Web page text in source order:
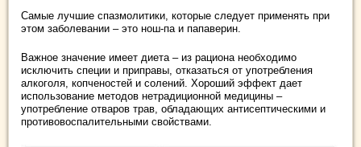
Самые лучшие спазмолитики, которые следует применять при
этом заболевании – это нош-па и папаверин.
Важное значение имеет диета – из рациона необходимо
исключить специи и приправы, отказаться от употребления
алкоголя, копченостей и солений. Хороший эффект дает
использование методов нетрадиционной медицины –
употребление отваров трав, обладающих антисептическими и
противовоспалительными свойствами.